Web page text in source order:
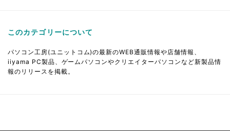
このカテゴリーについて
パソコン工房(ユニットコム)の最新のWEB通販情報や店舗情報、
iiyama PC製品、ゲームパソコンやクリエイターパソコンなど新製品情
報のリリースを掲載。